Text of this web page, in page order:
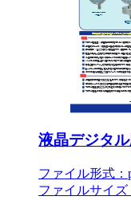
液晶デジタ
ファイル形式：
ファイルサイズ